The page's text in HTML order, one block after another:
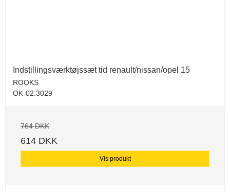
Indstillingsværktøjssæt tid renault/nissan/opel 15
ROOKS
OK-02.3029
764 DKK
614 DKK
Vis produkt